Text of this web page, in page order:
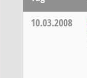
10.03.2008